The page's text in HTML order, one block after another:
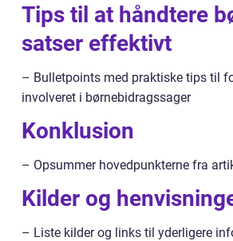
Tips til at håndtere
satser effektivt
– Bulletpoints med praktiske tips til
involveret i børnebidragssager
Konklusion
– Opsummer hovedpunkterne fra
Kilder og
– Liste kilder og links til yderligere